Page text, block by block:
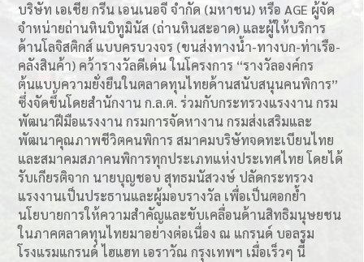
บริษัท เอเชีย กรีน เอนเนอจี จำกัด (มหาชน) หรือ AGE ผู้จัด
จำหน่ายถ่านหินบิทูมินัส (ถ่านหินสะอาด) และผู้ให้บริการ
ด้านโลจิสติกส์ แบบครบวงจร (ขนส่งทางน้ำ-ทางบก-ท่าเรือ-
คลังสินค้า) คว้ารางวัลดีเด่น ในโครงการ “รางวัลองค์กร
ต้นแบบความยั่งยืนในตลาดทุนไทยด้านสนับสนุนคนพิการ”
ซึ่งจัดขึ้นโดยสำนักงาน ก.ล.ต. ร่วมกับกระทรวงแรงงาน กรม
พัฒนาฝีมือแรงงาน กรมการจัดหางาน กรมส่งเสริมและ
พัฒนาคุณภาพชีวิตคนพิการ สมาคมบริษัทจดทะเบียนไทย
และสมาคมสภาคนพิการทุกประเภทแห่งประเทศไทย โดยได้
รับเกียรติจาก นายบุญชอบ สุทธมนัสวงษ์ ปลัดกระทรวง
แรงงานเป็นประธานและผู้มอบรางวัล เพื่อเป็นตอกย้ำ
นโยบายการให้ความสำคัญและขับเคลื่อนด้านสิทธิมนุษยชน
ในภาคตลาดทุนไทยมาอย่างต่อเนื่อง ณ แกรนด์ บอลรูม
โรงแรมแกรนด์ ไฮแฮท เอราวัณ กรุงเทพฯ เมื่อเร็วๆ นี้